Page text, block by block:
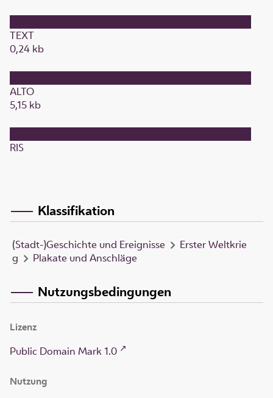
TEXT
0,24 kb
ALTO
5,15 kb
RIS
Klassifikation
(Stadt-)Geschichte und Ereignisse
Erster Weltkrie
g
Plakate und Anschläge
Nutzungsbedingungen
Lizenz
Public Domain Mark 1.0
Nutzung